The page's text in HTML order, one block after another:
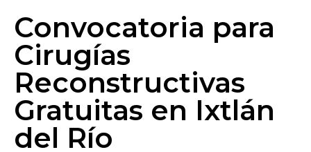
Convocatoria para
Cirugías
Reconstructivas
Gratuitas en Ixtlán
del Río